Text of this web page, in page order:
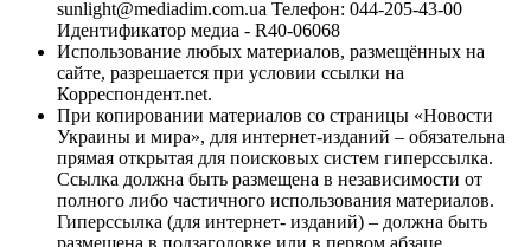
sunlight@mediadim.com.ua Телефон: 044-205-43-00
Идентификатор медиа - R40-06068
Использование любых материалов, размещённых на
сайте, разрешается при условии ссылки на
Корреспондент.net.
При копировании материалов со страницы «Новости
Украины и мира», для интернет-изданий – обязательна
прямая открытая для поисковых систем гиперссылка.
Ссылка должна быть размещена в независимости от
полного либо частичного использования материалов.
Гиперссылка (для интернет- изданий) – должна быть